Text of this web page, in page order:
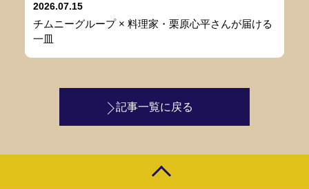
2026.07.15
チムニーグループ × 料理家・栗原心平さんが届ける
一皿
記事一覧に戻る